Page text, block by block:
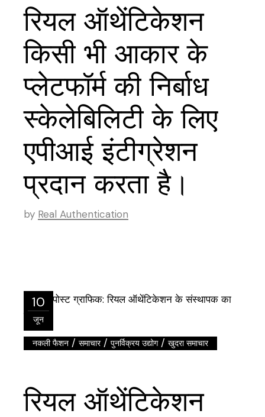
रियल ऑथेंटिकेशन
किसी भी आकार के
प्लेटफॉर्म की निर्बाध
स्केलेबिलिटी के लिए
एपीआई इंटीग्रेशन
प्रदान करता है।
by Real Authentication
10
जून
नकली फैशन /समाचार/पुनर्विक्रय उद्योग/खुदरा समाचार
रियल ऑथेंटिकेशन